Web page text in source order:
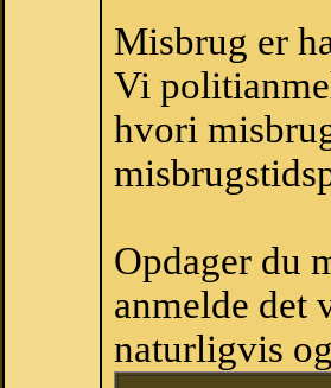
Misbrug er
Vi
hvori
Opdager du
anmelde det
naturligvis